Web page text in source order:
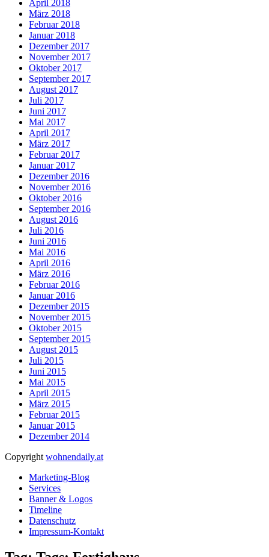
April 2018
März 2018
Februar 2018
Januar 2018
Dezember 2017
November 2017
Oktober 2017
September 2017
August 2017
Juli 2017
Juni 2017
Mai 2017
April 2017
März 2017
Februar 2017
Januar 2017
Dezember 2016
November 2016
Oktober 2016
September 2016
August 2016
Juli 2016
Juni 2016
Mai 2016
April 2016
März 2016
Februar 2016
Januar 2016
Dezember 2015
November 2015
Oktober 2015
September 2015
August 2015
Juli 2015
Juni 2015
Mai 2015
April 2015
März 2015
Februar 2015
Januar 2015
Dezember 2014
Copyright wohnendaily.at
Marketing-Blog
Services
Banner & Logos
Timeline
Datenschutz
Impressum-Kontakt